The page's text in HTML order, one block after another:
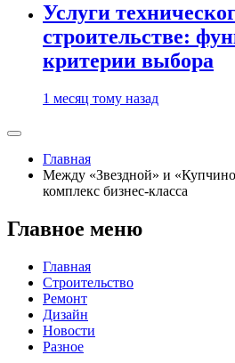
Услуги
строительстве:
критерии выбора
1 месяц тому назад
Главная
Между «Звездной» и
комплекс бизнес-класса
Главное меню
Главная
Строительство
Ремонт
Дизайн
Новости
Разное